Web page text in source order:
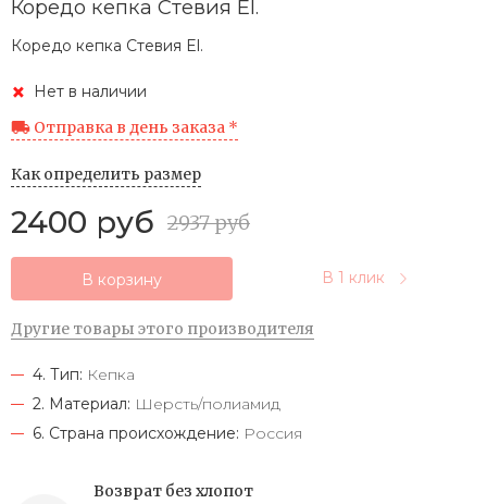
Коредо кепка Стевия El.
Коредо кепка Стевия El.
Нет в наличии
Отправка в день заказа *
Как определить размер
2400 руб 2937 руб
В корзину В 1 клик
Другие товары этого производителя
4. Тип: Кепка
2. Материал: Шерсть/полиамид
6. Страна происхождение: Россия
Возврат без хлопот